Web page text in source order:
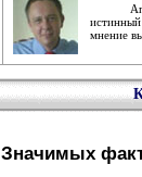
истинный
мнение
Значимых